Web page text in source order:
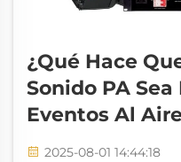
¿Qué Hace
Sonido PA Sea
Eventos Al
2025-08-01 14:44:18